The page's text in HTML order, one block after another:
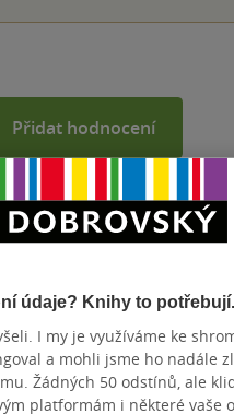
Přidat hodnocení
údaje? Knihy to potřebují.
I my je využíváme ke
a mohli jsme ho nadále
Žádných 50 odstínů, ale
platformám i některé vaše